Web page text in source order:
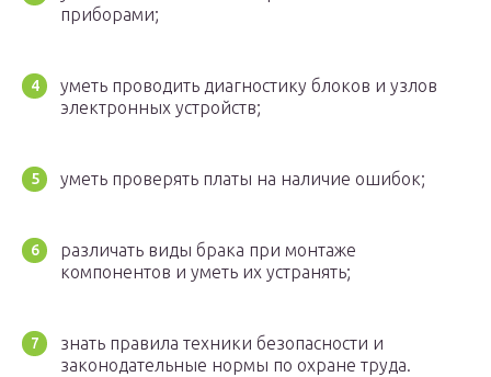
приборами;
уметь проводить диагностику блоков и узлов
электронных устройств;
уметь проверять платы на наличие ошибок;
различать виды брака при монтаже
компонентов и уметь их устранять;
знать правила техники безопасности и
законодательные нормы по охране труда.